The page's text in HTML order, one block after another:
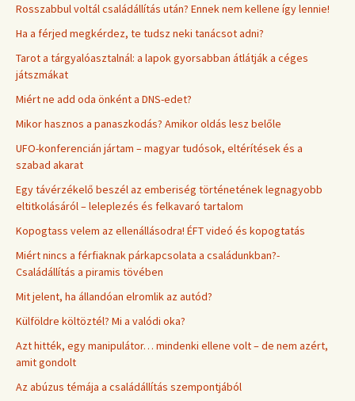
Rosszabbul voltál családállítás után? Ennek nem kellene így lennie!
Ha a férjed megkérdez, te tudsz neki tanácsot adni?
Tarot a tárgyalóasztalnál: a lapok gyorsabban átlátják a céges
játszmákat
Miért ne add oda önként a DNS-edet?
Mikor hasznos a panaszkodás? Amikor oldás lesz belőle
UFO-konferencián jártam – magyar tudósok, eltérítések és a
szabad akarat
Egy távérzékelő beszél az emberiség történetének legnagyobb
eltitkolásáról – leleplezés és felkavaró tartalom
Kopogtass velem az ellenállásodra! ÉFT videó és kopogtatás
Miért nincs a férfiaknak párkapcsolata a családunkban?-
Családállítás a piramis tövében
Mit jelent, ha állandóan elromlik az autód?
Külföldre költöztél? Mi a valódi oka?
Azt hitték, egy manipulátor… mindenki ellene volt – de nem azért,
amit gondolt
Az abúzus témája a családállítás szempontjából